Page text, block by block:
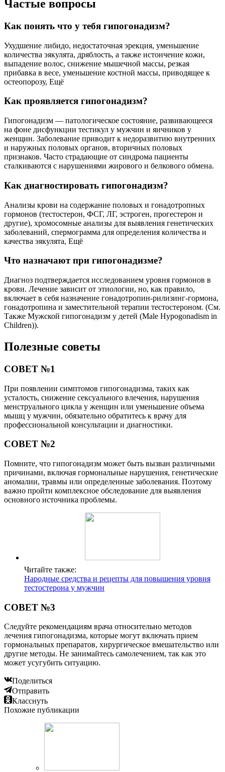
Частые вопросы
Как понять что у тебя гипогонадизм?
Ухудшение либидо, недостаточная эрекция, уменьшение
количества эякулята, дряблость, а также истончение кожи,
выпадение волос, снижение мышечной массы, резкая
прибавка в весе, уменьшение костной массы, приводящее к
остеопорозу, Ещё
Как проявляется гипогонадизм?
Гипогонадизм — патологическое состояние, развивающееся
на фоне дисфункции тестикул у мужчин и яичников у
женщин. Заболевание приводит к недоразвитию внутренних
и наружных половых органов, вторичных половых
признаков. Часто страдающие от синдрома пациенты
сталкиваются с нарушениями жирового и белкового обмена.
Как диагностировать гипогонадизм?
Анализы крови на содержание половых и гонадотропных
гормонов (тестостерон, ФСГ, ЛГ, эстроген, прогестерон и
другие), хромосомные анализы для выявления генетических
заболеваний, спермограмма для определения количества и
качества эякулята, Ещё
Что назначают при гипогонадизме?
Диагноз подтверждается исследованием уровня гормонов в
крови. Лечение зависит от этиологии, но, как правило,
включает в себя назначение гонадотропин-рилизинг-гормона,
гонадотропина и заместительной терапии тестостероном. (См.
Также Мужской гипогонадизм у детей (Male Hypogonadism in
Children)).
Полезные советы
СОВЕТ №1
При появлении симптомов гипогонадизма, таких как
усталость, снижение сексуального влечения, нарушения
менструального цикла у женщин или уменьшение объема
мышц у мужчин, обязательно обратитесь к врачу для
профессиональной консультации и диагностики.
СОВЕТ №2
Помните, что гипогонадизм может быть вызван различными
причинами, включая гормональные нарушения, генетические
аномалии, травмы или определенные заболевания. Поэтому
важно пройти комплексное обследование для выявления
основного источника проблемы.
Читайте также:
Народные средства и рецепты для повышения уровня
тестостерона у мужчин
СОВЕТ №3
Следуйте рекомендациям врача относительно методов
лечения гипогонадизма, которые могут включать прием
гормональных препаратов, хирургическое вмешательство или
другие методы. Не занимайтесь самолечением, так как это
может усугубить ситуацию.
Поделиться
Отправить
Класснуть
Похожие публикации